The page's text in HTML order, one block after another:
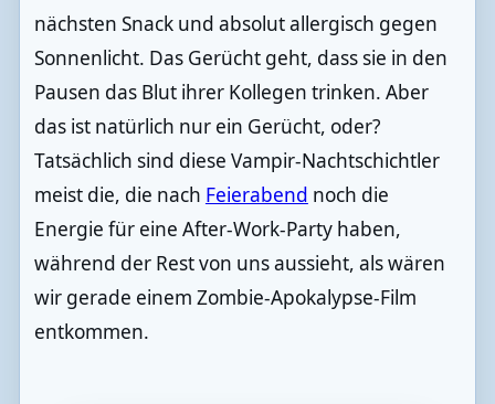
nächsten Snack und absolut allergisch gegen
Sonnenlicht. Das Gerücht geht, dass sie in den
Pausen das Blut ihrer Kollegen trinken. Aber
das ist natürlich nur ein Gerücht, oder?
Tatsächlich sind diese Vampir-Nachtschichtler
meist die, die nach Feierabend noch die
Energie für eine After-Work-Party haben,
während der Rest von uns aussieht, als wären
wir gerade einem Zombie-Apokalypse-Film
entkommen.